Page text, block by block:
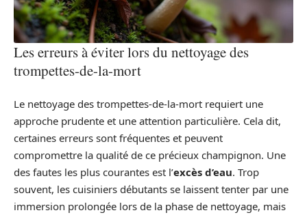
Les erreurs à éviter lors du nettoyage des
trompettes-de-la-mort
Le nettoyage des trompettes-de-la-mort requiert une
approche prudente et une attention particulière. Cela dit,
certaines erreurs sont fréquentes et peuvent
compromettre la qualité de ce précieux champignon. Une
des fautes les plus courantes est l’excès d’eau. Trop
souvent, les cuisiniers débutants se laissent tenter par une
immersion prolongée lors de la phase de nettoyage, mais